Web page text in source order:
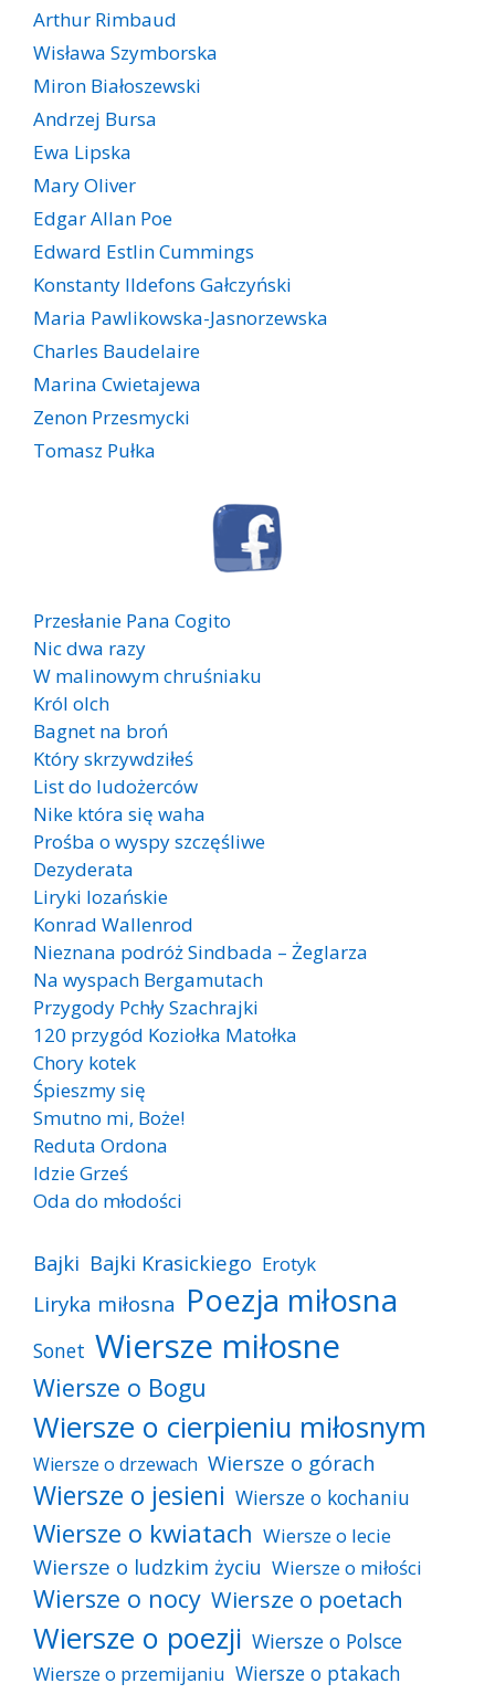
Arthur Rimbaud
Wisława Szymborska
Miron Białoszewski
Andrzej Bursa
Ewa Lipska
Mary Oliver
Edgar Allan Poe
Edward Estlin Cummings
Konstanty Ildefons Gałczyński
Maria Pawlikowska-Jasnorzewska
Charles Baudelaire
Marina Cwietajewa
Zenon Przesmycki
Tomasz Pułka
Przesłanie Pana Cogito
Nic dwa razy
W malinowym chruśniaku
Król olch
Bagnet na broń
Który skrzywdziłeś
List do ludożerców
Nike która się waha
Prośba o wyspy szczęśliwe
Dezyderata
Liryki lozańskie
Konrad Wallenrod
Nieznana podróż Sindbada – Żeglarza
Na wyspach Bergamutach
Przygody Pchły Szachrajki
120 przygód Koziołka Matołka
Chory kotek
Śpieszmy się
Smutno mi, Boże!
Reduta Ordona
Idzie Grześ
Oda do młodości
Bajki Bajki Krasickiego Erotyk
Liryka miłosna Poezja miłosna
Sonet Wiersze miłosne
Wiersze o Bogu
Wiersze o cierpieniu miłosnym
Wiersze o drzewach Wiersze o górach
Wiersze o jesieni Wiersze o kochaniu
Wiersze o kwiatach Wiersze o lecie
Wiersze o ludzkim życiu Wiersze o miłości
Wiersze o nocy Wiersze o poetach
Wiersze o poezji Wiersze o Polsce
Wiersze o przemijaniu Wiersze o ptakach